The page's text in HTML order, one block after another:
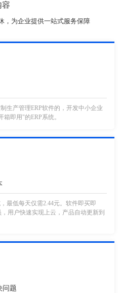
容
，为企业提供一站式服务保障
生产管理ERP软件的，开发中小企业
即用"的ERP系统。
最低每天仅需2.44元。软件即买即
用户快速实现上云，产品自动更新到
问题